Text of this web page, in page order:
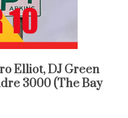
Elliot, DJ Green
3000 (The Bay